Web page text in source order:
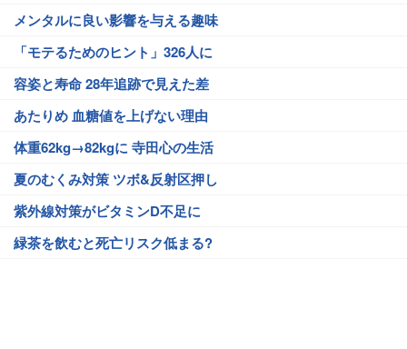
メンタルに良い影響を与える趣味
「モテるためのヒント」326人に
容姿と寿命 28年追跡で見えた差
あたりめ 血糖値を上げない理由
体重62kg→82kgに 寺田心の生活
夏のむくみ対策 ツボ&反射区押し
紫外線対策がビタミンD不足に
緑茶を飲むと死亡リスク低まる?